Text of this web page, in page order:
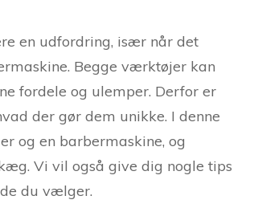
en udfordring, især når det
Begge værktøjer kan
fordele og ulemper. Derfor er
der gør dem unikke. I denne
og en barbermaskine, og
Vi vil også give dig nogle tips
du vælger.